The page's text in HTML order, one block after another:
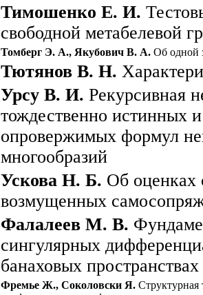
Тимошенко Е. И.
свободной метабелевой
Томберг Э. А., Якубович В. А. Об одной
Тютянов В. Н.
Урсу В. И. Рекурсивная
тождественно истинных
опровержимых формул
многообразий
Ускова Н. Б. Об оценках
возмущенных
Фалалеев М. В.
сингулярных
банаховых пространствах
Фремье Ж., Соколовски Я. Структурная